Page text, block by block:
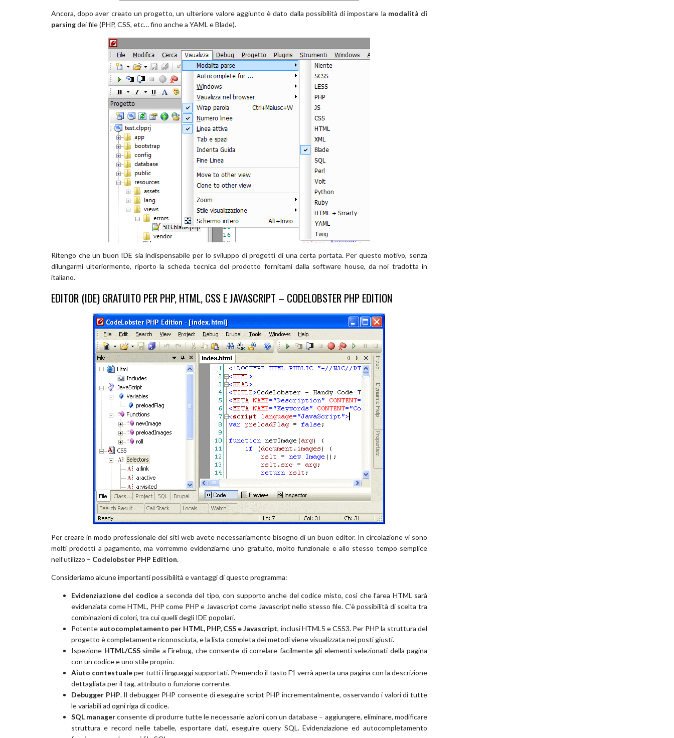
Ancora, dopo aver creato un progetto, un ulteriore valore aggiunto è dato dalla possibilità di impostare la modalità di
parsingdei file (PHP, CSS, etc… fino anche a YAML e Blade).
Ritengo che un buon IDE sia indispensabile per lo sviluppo di progetti di una certa portata. Per questo motivo, senza
dilungarmi ulteriormente, riporto la scheda tecnica del prodotto fornitami dalla software house, da noi tradotta in
italiano.
EDITOR (IDE) GRATUITO PER PHP, HTML, CSS E JAVASCRIPT – CODELOBSTER PHP EDITION
Per creare in modo professionale dei siti web avete necessariamente bisogno di un buon editor. In circolazione vi sono
molti prodotti a pagamento, ma vorremmo evidenziarne uno gratuito, molto funzionale e allo stesso tempo semplice
nell’utilizzo – Codelobster PHP Edition.
Consideriamo alcune importanti possibilità e vantaggi di questo programma:
Evidenziazione del codicea seconda del tipo, con supporto anche del codice misto, così che l’area HTML sarà
evidenziata come HTML, PHP come PHP e Javascript come Javascript nello stesso file. C’è possibilità di scelta tra
combinazioni di colori, tra cui quelli degli IDE popolari.
Potente autocompletamento per HTML, PHP, CSS e Javascript, inclusi HTML5 e CSS3. Per PHP la struttura del
progetto è completamente riconosciuta, e la lista completa dei metodi viene visualizzata nei posti giusti.
Ispezione HTML/CSSsimile a Firebug, che consente di correlare facilmente gli elementi selezionati della pagina
con un codice e uno stile proprio.
Aiuto contestualeper tutti i linguaggi supportati. Premendo il tasto F1 verrà aperta una pagina con la descrizione
dettagliata per il tag, attributo o funzione corrente.
Debugger PHP. Il debugger PHP consente di eseguire script PHP incrementalmente, osservando i valori di tutte
le variabili ad ogni riga di codice.
SQL managerconsente di produrre tutte le necessarie azioni con un database – aggiungere, eliminare, modificare
struttura e record nelle tabelle, esportare dati, eseguire query SQL. Evidenziazione ed autocompletamento